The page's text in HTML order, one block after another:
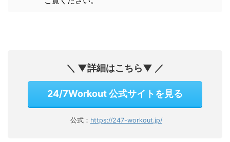
＼ ▼詳細はこちら▼ ／
24/7Workout 公式サイトを見る
公式： https://247-workout.jp/